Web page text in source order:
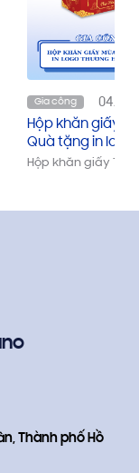
Gia công
04/
Hộp khăn giấy
Quà tặng in
Hộp khăn giấy Tết
Thành phố Hồ